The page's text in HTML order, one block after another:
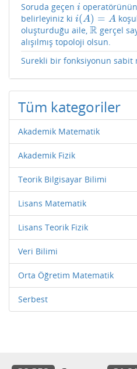
Soruda geçen i
i
belirleyiniz ki i(A) = A
i(A)=A
oluşturduğu aile, R
R gerçel
alışılmış topoloji olsun.
Surekli bir fonksiyonun sabit
Tüm kategoriler
Akademik Matematik
Akademik Fizik
Teorik Bilgisayar Bilimi
Lisans Matematik
Lisans Teorik Fizik
Veri Bilimi
Orta Öğretim Matematik
Serbest